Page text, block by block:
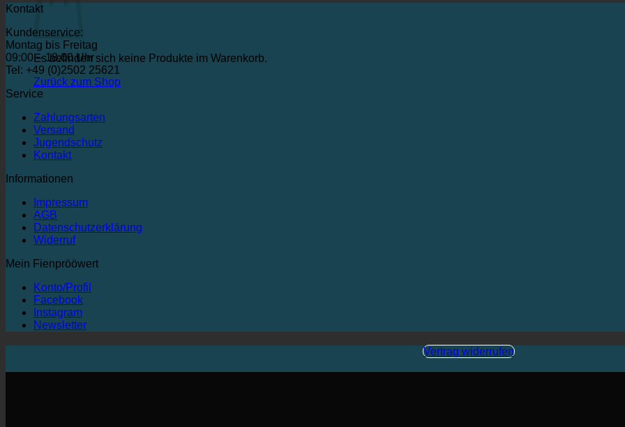
Es befinden sich keine Produkte im Warenkorb.
Zurück zum Shop
Kontakt
Kundenservice:
Montag bis Freitag
09:00 – 18:00 Uhr
Tel: +49 (0)2502 25621
Service
Zahlungsarten
Versand
Jugendschutz
Kontakt
Informationen
Impressum
AGB
Datenschutzerklärung
Widerruf
Mein Fienprööwert
Konto/Profil
Facebook
Instagram
Newsletter
Vertrag widerrufen